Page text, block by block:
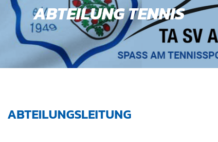
ABTEILUNG TENNIS
ABTEILUNGSLEITUNG